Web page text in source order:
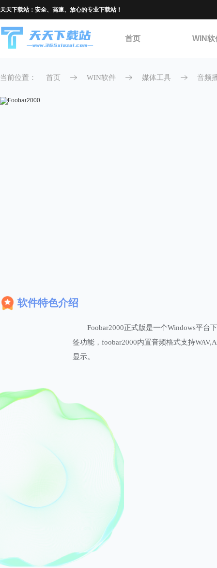
天天下载站：安全、高速、放心的专业下载站！
首页 WIN软
当前位置： 首页 WIN软件 媒体工具 音频
软件特色介绍
Foobar2000正式版是一个Windows平台
签功能，foobar2000内置音频格式支持
显示。